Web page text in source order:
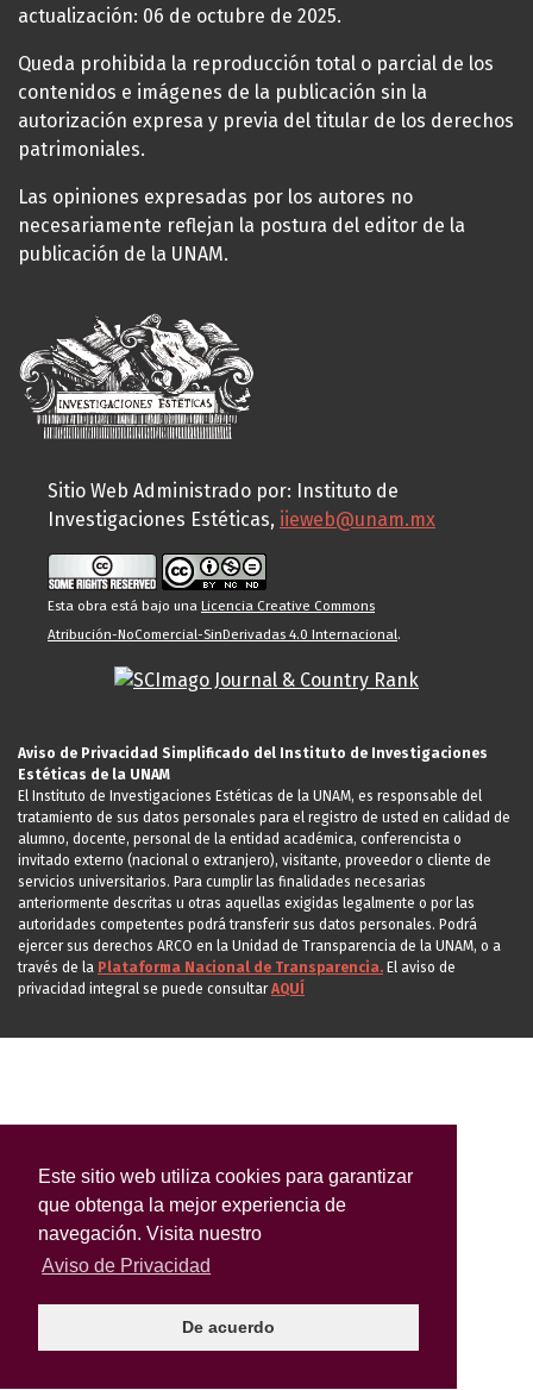
Este sitio web utiliza cookies para garantizar
que obtenga la mejor experiencia de
navegación. Visita nuestro
Aviso de Privacidad
De acuerdo
actualización: 06 de octubre de 2025.
Queda prohibida la reproducción total o parcial de los
contenidos e imágenes de la publicación sin la
autorización expresa y previa del titular de los derechos
patrimoniales.
Las opiniones expresadas por los autores no
necesariamente reflejan la postura del editor de la
publicación de la UNAM.
Sitio Web Administrado por: Instituto de
Investigaciones Estéticas, iieweb@unam.mx
Esta obra está bajo una Licencia Creative Commons
Atribución-NoComercial-SinDerivadas 4.0 Internacional.
Aviso de Privacidad Simplificado del Instituto de Investigaciones
Estéticas de la UNAM
El Instituto de Investigaciones Estéticas de la UNAM, es responsable del
tratamiento de sus datos personales para el registro de usted en calidad de
alumno, docente, personal de la entidad académica, conferencista o
invitado externo (nacional o extranjero), visitante, proveedor o cliente de
servicios universitarios. Para cumplir las finalidades necesarias
anteriormente descritas u otras aquellas exigidas legalmente o por las
autoridades competentes podrá transferir sus datos personales. Podrá
ejercer sus derechos ARCO en la Unidad de Transparencia de la UNAM, o a
través de la Plataforma Nacional de Transparencia. El aviso de
privacidad integral se puede consultarAQUÍ